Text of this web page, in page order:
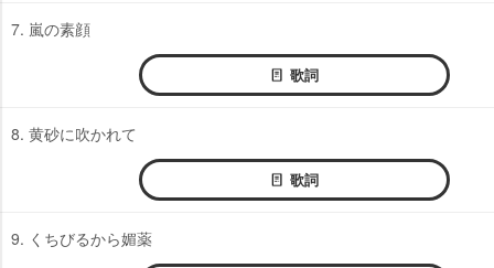
7. 嵐の素顔
歌詞
8. 黄砂に吹かれて
歌詞
9. くちびるから媚薬